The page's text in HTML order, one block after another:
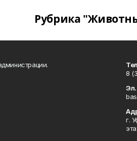
Рубрика
8
Эл.
г.